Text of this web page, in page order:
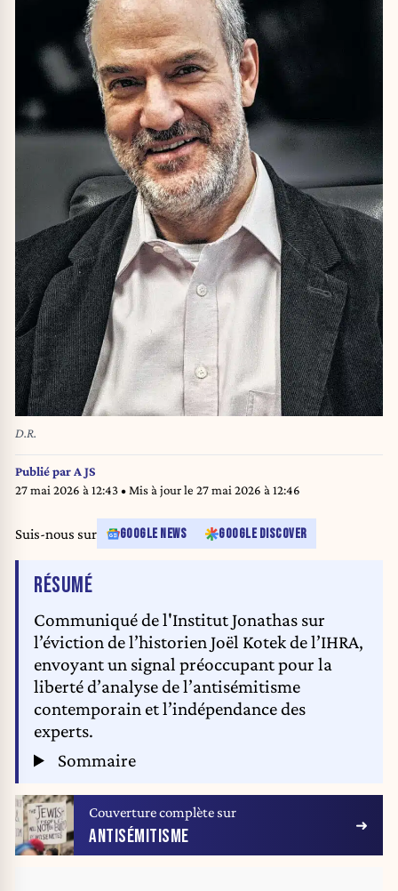
D.R.
Publié parA JS
27 mai 2026 à 12:43• Mis à jour le 27 mai 2026 à 12:46
Suis-nous sur GOOGLE NEWS GOOGLE DISCOVER
RÉSUMÉDE L'ARTICLE
Communiqué de l'Institut Jonathas sur
l’éviction de l’historien Joël Kotek de l’IHRA,
envoyant un signal préoccupant pour la
liberté d’analyse de l’antisémitisme
contemporain et l’indépendance des
experts.
Sommaire
Couverture complète sur
ANTISÉMITISME